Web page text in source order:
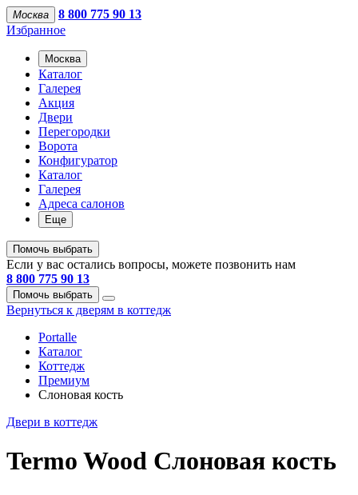
Москва
8 800 775 90 13
Избранное
Москва
Каталог
Галерея
Акция
Двери
Перегородки
Ворота
Конфигуратор
Каталог
Галерея
Адреса салонов
Еще
Помочь выбрать
Если у вас остались вопросы, можете позвонить нам
8 800 775 90 13
Помочь выбрать
Вернуться к дверям в коттедж
Portalle
Каталог
Коттедж
Премиум
Слоновая кость
Двери в коттедж
Termo Wood Слоновая кость